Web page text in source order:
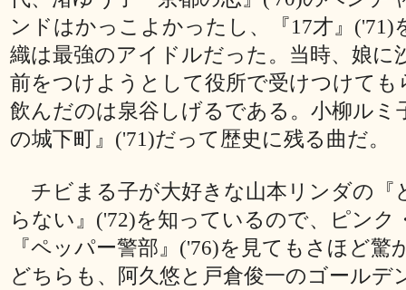
ンドはかっこよかったし、『17才』('71)
織は最強のアイドルだった。当時、娘に
前をつけようとして役所で受けつけても
飲んだのは泉谷しげるである。小柳ルミ
の城下町』('71)だって歴史に残る曲だ。
チビまる子が大好きな山本リンダの『
らない』('72)を知っているので、ピンク
『ペッパー警部』('76)を見てもさほど驚
どちらも、阿久悠と戸倉俊一のゴールデ